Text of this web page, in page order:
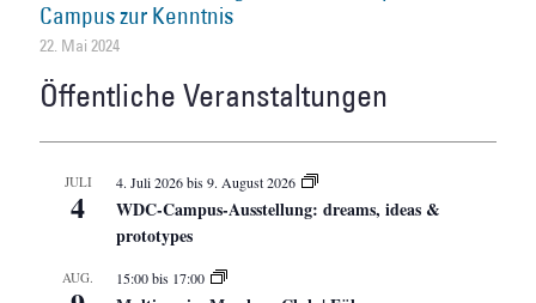
Campus zur Kenntnis
22. Mai 2024
Öffentliche Veranstaltungen
JULI
4
4. Juli 2026bis9. August 2026
WDC-Campus-Ausstellung: dreams, ideas &
prototypes
AUG. 15:00bis 17:00